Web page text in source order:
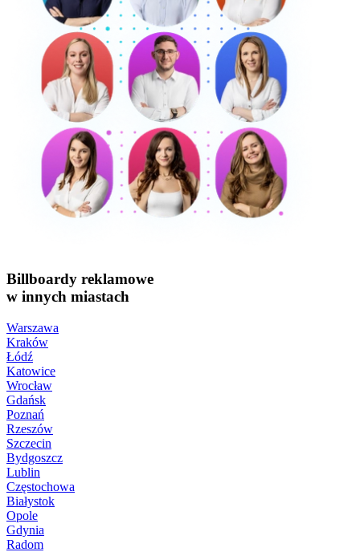
Billboardy reklamowe
w innych miastach
Warszawa
Kraków
Łódź
Katowice
Wrocław
Gdańsk
Poznań
Rzeszów
Szczecin
Bydgoszcz
Lublin
Częstochowa
Białystok
Opole
Gdynia
Radom